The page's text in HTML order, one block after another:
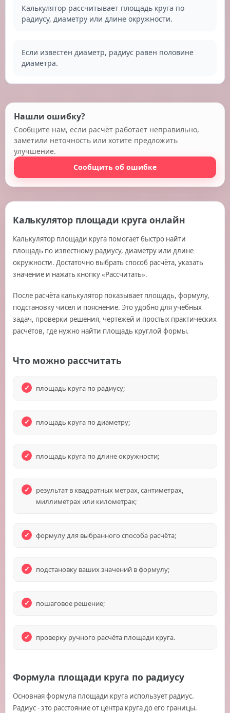
Калькулятор рассчитывает площадь круга по
радиусу, диаметру или длине окружности.
Если известен диаметр, радиус равен половине
диаметра.
Нашли ошибку?
Сообщите нам, если расчёт работает неправильно,
заметили неточность или хотите предложить
улучшение.
Сообщить об ошибке
Калькулятор площади круга онлайн
Калькулятор площади круга помогает быстро найти
площадь по известному радиусу, диаметру или длине
окружности. Достаточно выбрать способ расчёта, указать
значение и нажать кнопку «Рассчитать».
После расчёта калькулятор показывает площадь, формулу,
подстановку чисел и пояснение. Это удобно для учебных
задач, проверки решения, чертежей и простых практических
расчётов, где нужно найти площадь круглой формы.
Что можно рассчитать
площадь круга по радиусу;
площадь круга по диаметру;
площадь круга по длине окружности;
результат в квадратных метрах, сантиметрах,
миллиметрах или километрах;
формулу для выбранного способа расчёта;
подстановку ваших значений в формулу;
пошаговое решение;
проверку ручного расчёта площади круга.
Формула площади круга по радиусу
Основная формула площади круга использует радиус.
Радиус - это расстояние от центра круга до его границы.